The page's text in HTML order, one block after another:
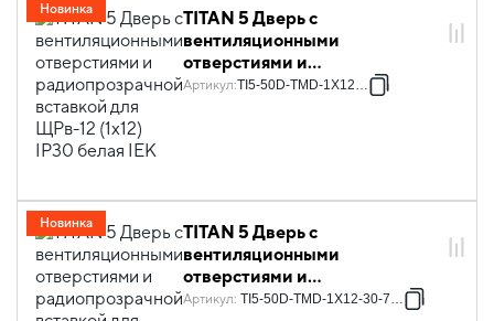
TITAN 5 Дверь с
вентиляционными
отверстиями и
радиопрозрачной вставкой
Артикул:TI5-50D-TMD-1X12-30
Новинка
TITAN 5 Дверь с
вентиляционными
отверстиями и
радиопрозрачной вставкой
Артикул: TI5-50D-TMD-1X12-30-7035
Новинка